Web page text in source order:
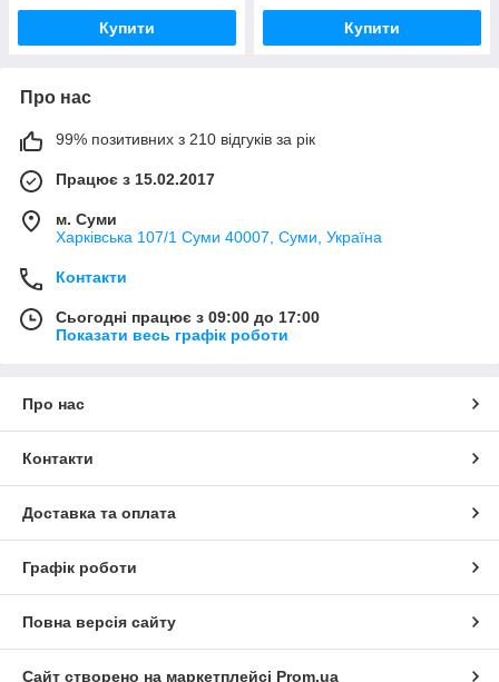
Купити Купити
Про нас
99% позитивних з 210 відгуків за рік
Працює з 15.02.2017
м. Суми
Харківська 107/1 Суми 40007, Суми, Україна
Контакти
Сьогодні працює з 09:00 до 17:00
Показати весь графік роботи
Про нас
Контакти
Доставка та оплата
Графік роботи
Повна версія сайту
Сайт створено на маркетплейсі Prom.ua